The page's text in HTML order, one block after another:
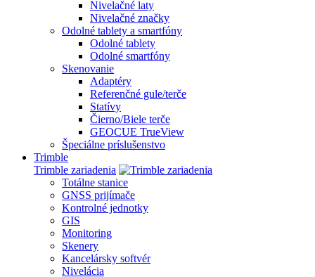
Nivelačné laty
Nivelačné značky
Odolné tablety a smartfóny
Odolné tablety
Odolné smartfóny
Skenovanie
Adaptéry
Referenčné gule/terče
Statívy
Čierno/Biele terče
GEOCUE TrueView
Špeciálne príslušenstvo
Trimble
Trimble zariadenia
Totálne stanice
GNSS prijímače
Kontrolné jednotky
GIS
Monitoring
Skenery
Kancelársky softvér
Nivelácia